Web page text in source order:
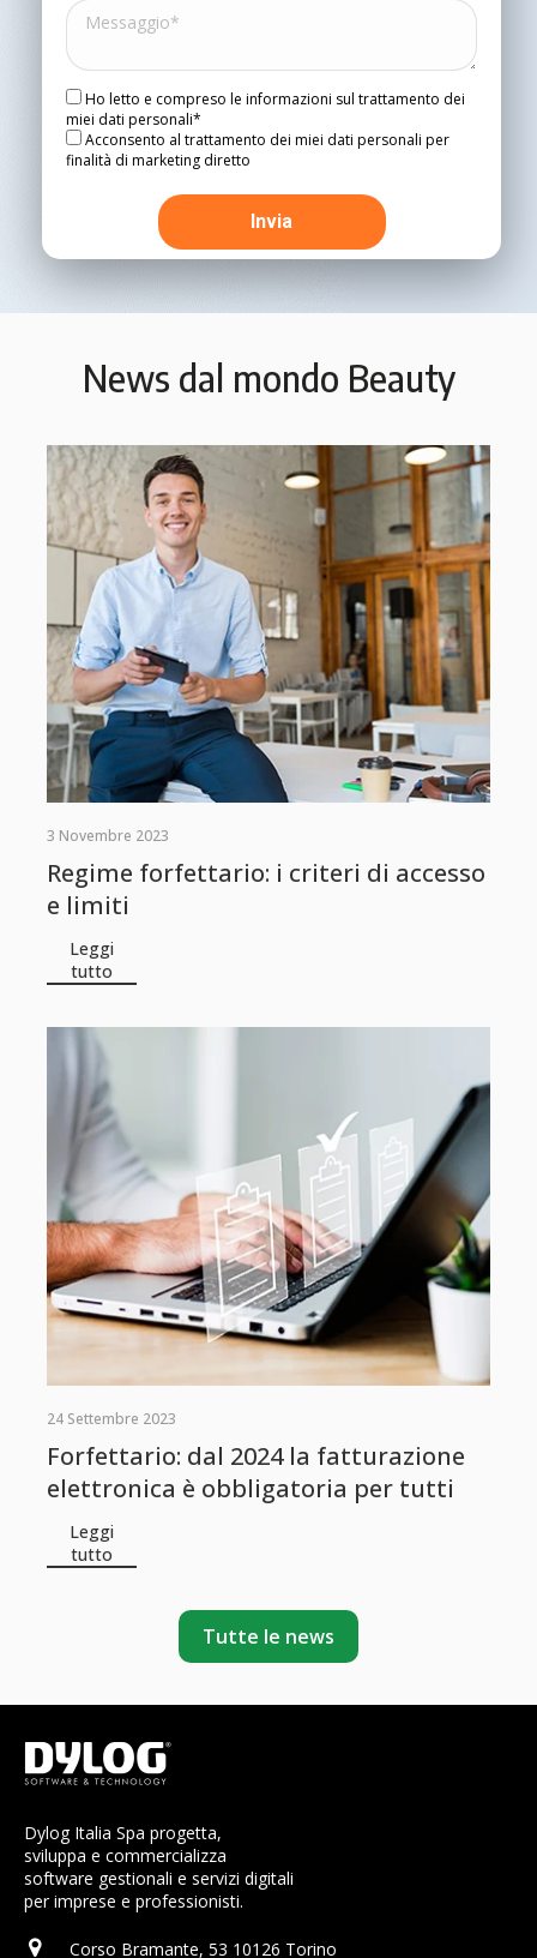
Ho letto e compreso le informazioni sul trattamento dei
miei dati personali*
Acconsento al trattamento dei miei dati personali per
finalità di marketing diretto
News dal mondo Beauty
3 Novembre 2023
Regime forfettario: i criteri di accesso
e limiti
Leggi
tutto
24 Settembre 2023
Forfettario: dal 2024 la fatturazione
elettronica è obbligatoria per tutti
Leggi
tutto
Tutte le news
Dylog Italia Spa progetta,
sviluppa e commercializza
software gestionali e servizi digitali
per imprese e professionisti.
Corso Bramante, 53 10126 Torino